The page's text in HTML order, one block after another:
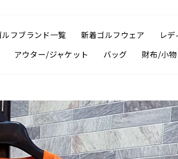
ルフブランド一覧 新着ゴルフウェア レ
アウター/ジャケット バッグ 財布/小物